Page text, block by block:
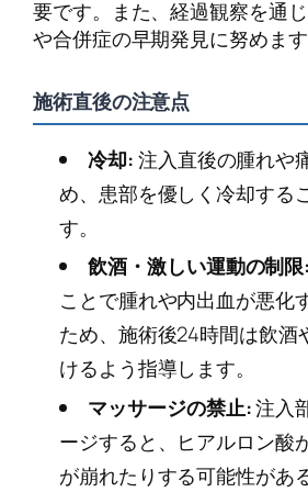
要です。また、経過観察を通
や合併症の早期発見に努めます
施術直後の注意点
冷却:注入直後の腫れや
め、患部を優しく冷却する
す。
飲酒・激しい運動の制限:
ことで腫れや内出血が悪化
ため、施術後24時間は飲酒
けるよう指導します。
マッサージの禁止:注入
ージすると、ヒアルロン酸
が崩れたりする可能性があ